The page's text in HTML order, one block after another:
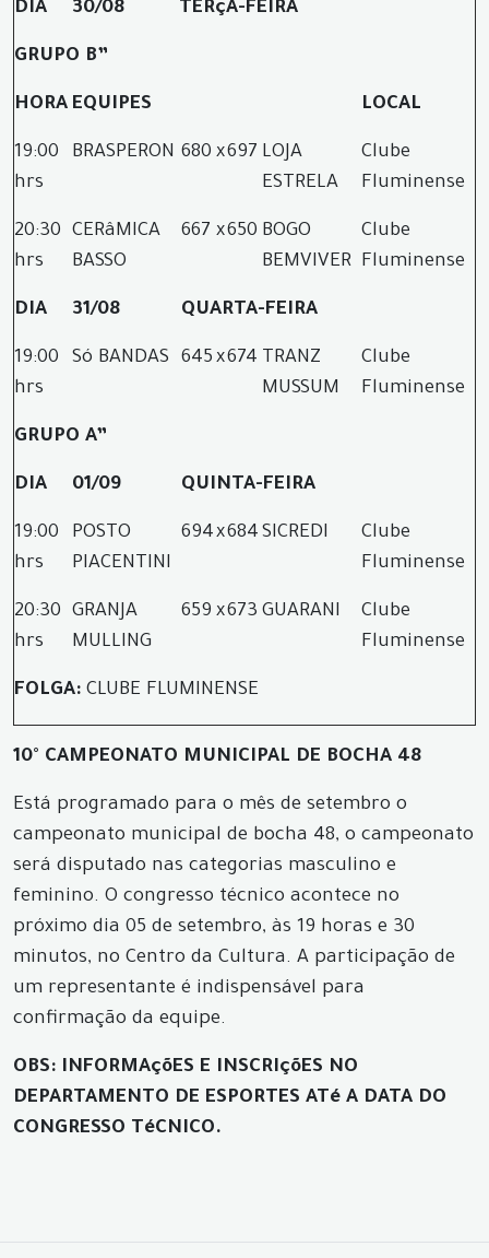
DIA 30/08 TERçA-FEIRA
GRUPO B”
HORA EQUIPES LOCAL
19:00
hrs
BRASPERON 680 x697 LOJA
ESTRELA
Clube
Fluminense
20:30
hrs
CERâMICA
BASSO
667 x650 BOGO
BEMVIVER
Clube
Fluminense
DIA 31/08 QUARTA-FEIRA
19:00
hrs
Só BANDAS 645 x674 TRANZ
MUSSUM
Clube
Fluminense
GRUPO A”
DIA 01/09 QUINTA-FEIRA
19:00
hrs
POSTO
PIACENTINI
694x684 SICREDI
Clube
Fluminense
20:30
hrs
GRANJA
MULLING
659 x673 GUARANI
Clube
Fluminense
FOLGA: CLUBE FLUMINENSE
10° CAMPEONATO MUNICIPAL DE BOCHA 48
Está programado para o mês de setembro o
campeonato municipal de bocha 48, o campeonato
será disputado nas categorias masculino e
feminino. O congresso técnico acontece no
próximo dia 05 de setembro, às 19 horas e 30
minutos, no Centro da Cultura. A participação de
um representante é indispensável para
confirmação da equipe.
OBS: INFORMAçõES E INSCRIçõES NO
DEPARTAMENTO DE ESPORTES ATé A DATA DO
CONGRESSO TéCNICO.